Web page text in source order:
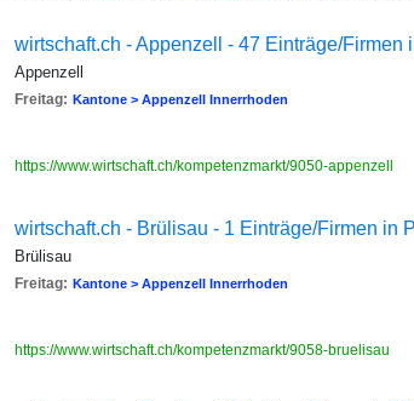
wirtschaft.ch - Appenzell - 47 Einträge/Firmen
Appenzell
Freitag: Kantone > Appenzell Innerrhoden
https://www.wirtschaft.ch/kompetenzmarkt/9050-appenzell
wirtschaft.ch - Brülisau - 1 Einträge/Firmen in
Brülisau
Freitag: Kantone > Appenzell Innerrhoden
https://www.wirtschaft.ch/kompetenzmarkt/9058-bruelisau